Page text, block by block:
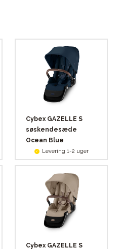
Cybex GAZELLE S
søskendesæde
Ocean Blue
Levering 1-2 uger
Cybex GAZELLE S